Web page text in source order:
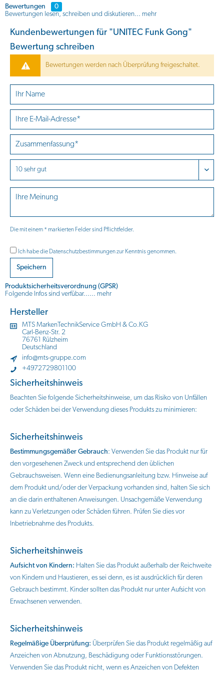
Bewertungen
0
Bewertungen lesen, schreiben und diskutieren... mehr
Kundenbewertungen für "UNITEC Funk Gong"
Bewertung schreiben
Bewertungen werden nach Überprüfung freigeschaltet.
Die mit einem * markierten Felder sind Pflichtfelder.
Ich habe die Datenschutzbestimmungenzur Kenntnis genommen.
Speichern
Produktsicherheitsverordnung (GPSR)
Folgende Infos sind verfübar...... mehr
Hersteller
MTS MarkenTechnikService GmbH & Co.KG
Carl-Benz-Str. 2
76761 Rülzheim
Deutschland
info@mts-gruppe.com
+4972729801100
Sicherheitshinweis
Beachten Sie folgende Sicherheitshinweise, um das Risiko von Unfällen
oder Schäden bei der Verwendung dieses Produkts zu minimieren:
Sicherheitshinweis
Bestimmungsgemäßer Gebrauch: Verwenden Sie das Produkt nur für
den vorgesehenen Zweck und entsprechend den üblichen
Gebrauchsweisen. Wenn eine Bedienungsanleitung bzw. Hinweise auf
dem Produkt und/oder der Verpackung vorhanden sind, halten Sie sich
an die darin enthaltenen Anweisungen. Unsachgemäße Verwendung
kann zu Verletzungen oder Schäden führen. Prüfen Sie dies vor
Inbetriebnahme des Produkts.
Sicherheitshinweis
Aufsicht von Kindern: Halten Sie das Produkt außerhalb der Reichweite
von Kindern und Haustieren, es sei denn, es ist ausdrücklich für deren
Gebrauch bestimmt. Kinder sollten das Produkt nur unter Aufsicht von
Erwachsenen verwenden.
Sicherheitshinweis
Regelmäßige Überprüfung: Überprüfen Sie das Produkt regelmäßig auf
Anzeichen von Abnutzung, Beschädigung oder Funktionsstörungen.
Verwenden Sie das Produkt nicht, wenn es Anzeichen von Defekten